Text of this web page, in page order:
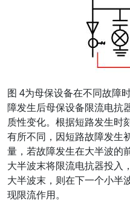
图 4为母保设备在不同故障
障发生后母保设备限流电抗
质性变化。根据短路发生时
有所不同，因短路故障发生
量，若故障发生在大半波的
大半波末将限流电抗器投入
大半波末，则在下一个小半
现限流作用。